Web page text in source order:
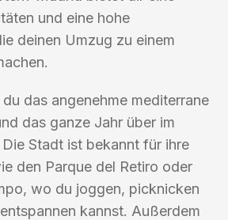
und eine hohe
deinen Umzug zu einem
das angenehme mediterrane
das ganze Jahr über im
Stadt ist bekannt für ihre
den Parque del Retiro oder
wo du joggen, picknicken
kannst. Außerdem